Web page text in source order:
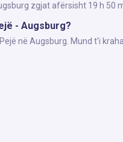
zgjat afërsisht 19 h 50
- Augsburg?
në Augsburg. Mund t'i